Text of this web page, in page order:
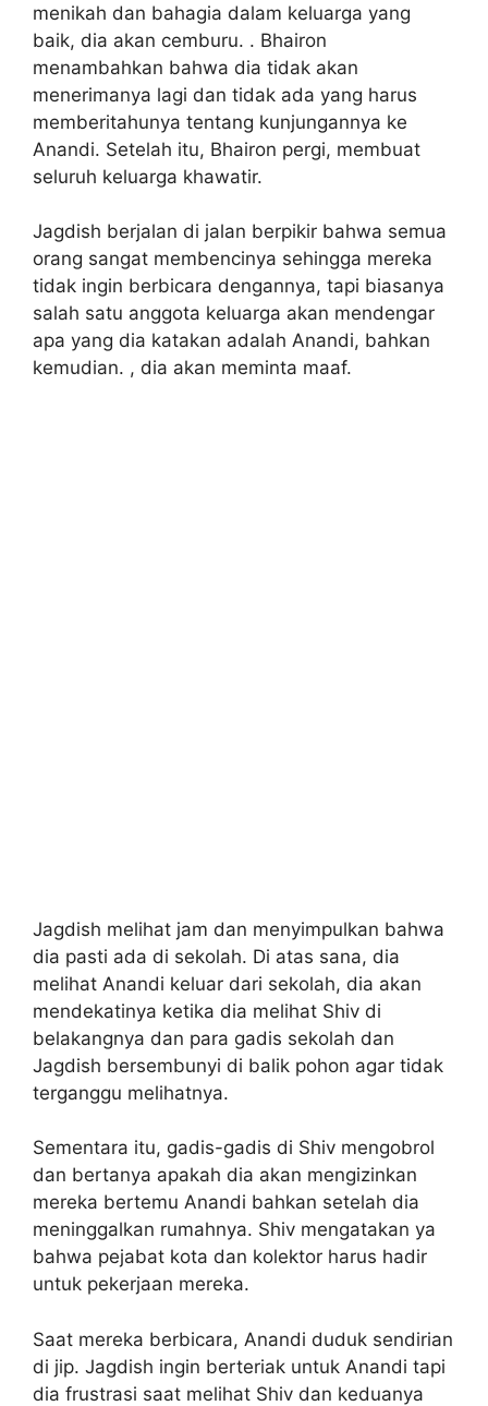
menikah dan bahagia dalam keluarga yang
baik, dia akan cemburu. . Bhairon
menambahkan bahwa dia tidak akan
menerimanya lagi dan tidak ada yang harus
memberitahunya tentang kunjungannya ke
Anandi. Setelah itu, Bhairon pergi, membuat
seluruh keluarga khawatir.
Jagdish berjalan di jalan berpikir bahwa semua
orang sangat membencinya sehingga mereka
tidak ingin berbicara dengannya, tapi biasanya
salah satu anggota keluarga akan mendengar
apa yang dia katakan adalah Anandi, bahkan
kemudian. , dia akan meminta maaf.
Jagdish melihat jam dan menyimpulkan bahwa
dia pasti ada di sekolah. Di atas sana, dia
melihat Anandi keluar dari sekolah, dia akan
mendekatinya ketika dia melihat Shiv di
belakangnya dan para gadis sekolah dan
Jagdish bersembunyi di balik pohon agar tidak
terganggu melihatnya.
Sementara itu, gadis-gadis di Shiv mengobrol
dan bertanya apakah dia akan mengizinkan
mereka bertemu Anandi bahkan setelah dia
meninggalkan rumahnya. Shiv mengatakan ya
bahwa pejabat kota dan kolektor harus hadir
untuk pekerjaan mereka.
Saat mereka berbicara, Anandi duduk sendirian
di jip. Jagdish ingin berteriak untuk Anandi tapi
dia frustrasi saat melihat Shiv dan keduanya